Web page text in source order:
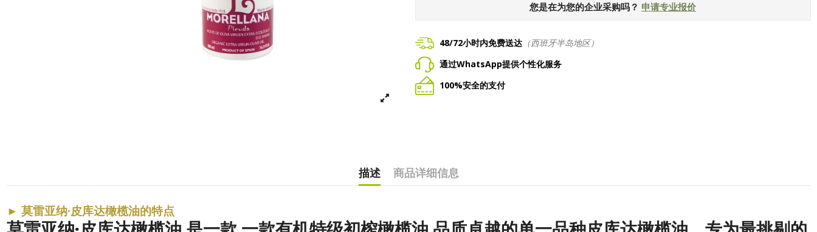
您是在为您的企业采购吗？ 申请专业报价
48/72小时内免费送达（西班牙半岛地区）
通过WhatsApp提供个性化服务
100%安全的支付
描述 商品详细信息
► 莫雷亚纳·皮库达橄榄油的特点